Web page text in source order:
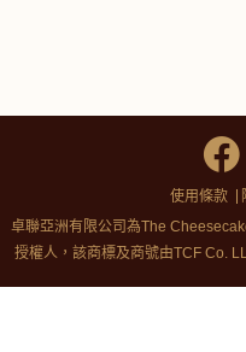
使用條款
卓聯亞洲有限公司為The
授權人，該商標及商號由TCF Co.